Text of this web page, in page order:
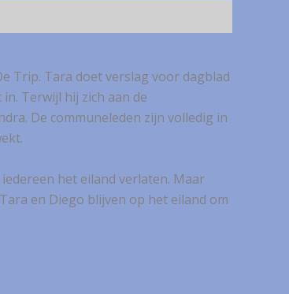
Trip. Tara doet verslag voor dagblad
Terwijl hij zich aan de
De communeleden zijn volledig in
het eiland verlaten. Maar
en Diego blijven op het eiland om